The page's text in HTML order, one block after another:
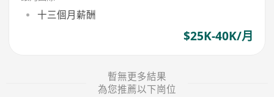
十三個月薪酬
$25K-40K/月
暫無更多結果
為您推薦以下崗位